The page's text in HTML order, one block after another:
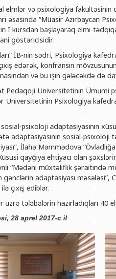
hadisələri
İnsan resursları və hüquq şöbəsi
Sənədlər və Müraciətlərlə iş
Maliyyə və təminat Departamenti
Keyfiyyətin təminatı, monitorinq
Psixoloji Yardım Sektoru
Mədəniyyət-yaradıcılıq Mərkəzi
İdman-sağlamlıq Mərkəzi
BDU-nun Nəşr Evi
Geologiya fakültəsi
Filologiya fakültəsi
Tarix fakültəsi
Beynəlxalq
Hüquq fakültəsi
Jurnalistika fakültəsi
İnformasiya və
Şərqşünasliq
Sosial elmlər və
Şəxsi
Publik
elmlər və psixo­lo­gi­ya
əsasında “Müasir Azırbaycan
I kursdan başlayaraq el­mi-
göstəri­ci­si­dir.
İB-nin səd­ri, Psixologiya
edərək, konfransın
və bu işin gələcəkdə də
Pe­daqoji Uni­ver­si­te­ti­nin Ümumi
Uni­ver­sitetinin Psixologiya
psixoloji adap­­tasiyasının
adap­ta­siyasının sosial-psixoloji
İlahə Məm­mə­dova
qay­ğıya ehtiyacı olan
“Mədəni müxtə­lif­lik şəraitində
adap­ta­si­yası mə­sə­lə­si”,
çıxış ediblər.
tələbələrin hazırladıqları 40
28 aprel 2017-c il